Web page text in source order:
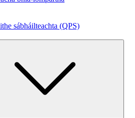
sábháilteachta (QPS)